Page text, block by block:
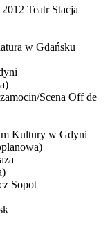
2012 Teatr Stacja
w Gdańsku
Scena Off de
Kultury w Gdyni
Sopot